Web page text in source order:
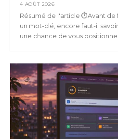
4 AOÛT 2026
Résumé de l'article ⏱️Avant de
un mot-clé, encore faut-il
une chance de vous positionner